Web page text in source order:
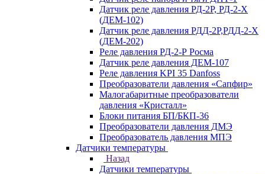
Датчик реле давления РД-2Р, РД-2-Х
(ДЕМ-102)
Датчик реле давления РДД-2Р,РДД-2-Х
(ДЕМ-202)
Реле давления РД-2-Р Росма
Датчик реле давления ДЕМ-107
Реле давления KPI 35 Danfoss
Преобразователи давления «Сапфир»
Малогабаритные преобразователи
давления «Кристалл»
Блоки питания БП/БКП-36
Преобразователи давления ДМЭ
Преобразователь давления МПЭ
Датчики температуры
Назад
Датчики температуры